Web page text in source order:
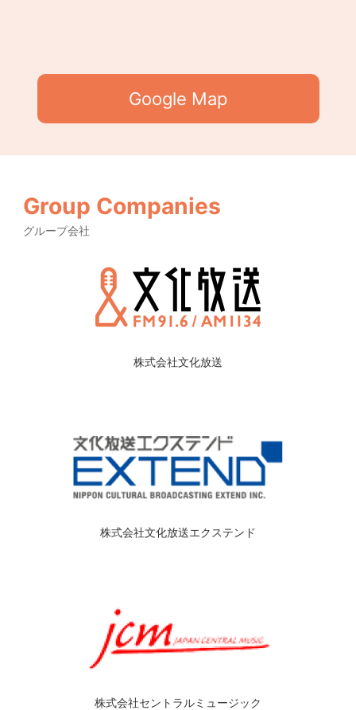
Google Map
Group Companies
グループ会社
株式会社文化放送
株式会社文化放送エクステンド
株式会社セントラルミュージック